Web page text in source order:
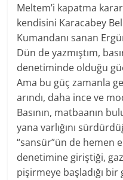
Meltem’i kapatma
kendisini Karacabey
Kumandanı sanan
Dün de yazmıştım,
denetiminde olduğu
Ama bu güç zamanla
arındı, daha ince ve
Basının, matbaanın
yana varlığını
“sansür”ün de hemen
denetimine giriştiği,
pişirmeye başladığı bir